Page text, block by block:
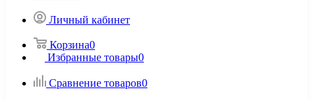
Личный кабинет
Корзина0
Избранные товары0
Сравнение товаров0